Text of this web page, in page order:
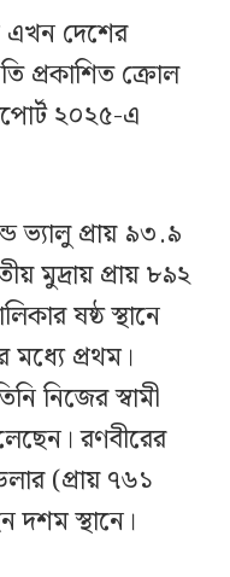
এখন দেশের
প্রকাশিত ক্রোল
২০২৫-এ
ভ্যালু প্রায় ৯৩.৯
মুদ্রায় প্রায় ৮৯২
ষষ্ঠ স্থানে
মধ্যে প্রথম।
নিজের স্বামী
রণবীরের
(প্রায় ৭৬১
দশম স্থানে।